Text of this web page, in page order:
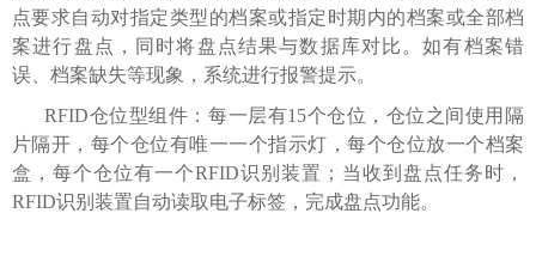
点要求自动对指定类型的档案或指定时期内的档案或全部档
案进行盘点，同时将盘点结果与数据库对比。如有档案错
误、档案缺失等现象，系统进行报警提示。
RFID仓位型组件：每一层有15个仓位，仓位之间使用隔
片隔开，每个仓位有唯一一个指示灯，每个仓位放一个档案
盒，每个仓位有一个RFID识别装置；当收到盘点任务时，
RFID识别装置自动读取电子标签，完成盘点功能。